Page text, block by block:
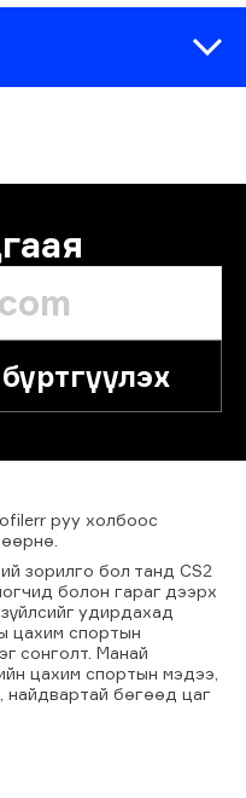
руу холбоос
зорилго бол танд CS2
болон гараг дээрх
удирдахад
цахим спортын
сонголт. Манай
цахим спортын мэдээ,
найдвартай бөгөөд цаг